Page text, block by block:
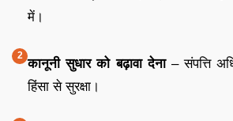
में।
कानूनी सुधार को बढ़ावा देना– संपत्ति
हिंसा से सुरक्षा।